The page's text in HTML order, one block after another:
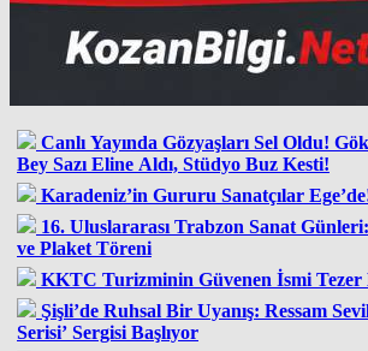
Canlı Yayında Gözyaşları Sel Oldu!
Bey Sazı Eline Aldı, Stüdyo Buz Kesti!
Karadeniz’in Gururu Sanatçılar
16. Uluslararası Trabzon Sanat
ve Plaket Töreni
KKTC Turizminin Güvenen İsmi Tezer
Şişli’de Ruhsal Bir Uyanış: Ressam
Serisi’ Sergisi Başlıyor